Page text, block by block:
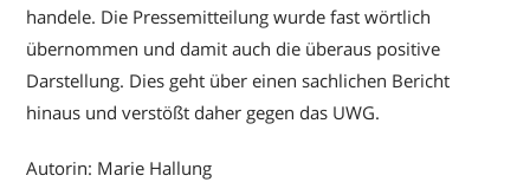
handele. Die Pressemitteilung wurde fast wörtlich
übernommen und damit auch die überaus positive
Darstellung. Dies geht über einen sachlichen Bericht
hinaus und verstößt daher gegen das UWG.
Autorin: Marie Hallung